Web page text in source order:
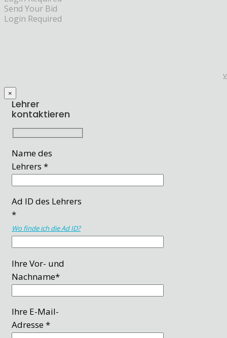
Send Your Bid
Login Required
×
Lehrer
kontaktieren
Name des
Lehrers *
Ad ID des Lehrers
*
Wo finde ich die Ad ID?
Ihre Vor- und
Nachname*
Ihre E-Mail-
Adresse *